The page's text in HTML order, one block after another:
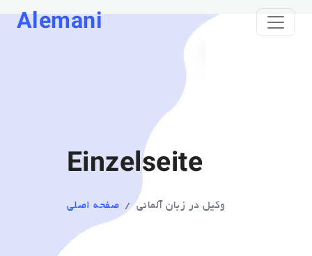
Alemani
Einzelseite
صفحه اصلی وکیل در زبان آلمانی